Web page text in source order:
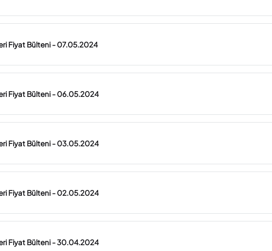
Fiyat Bülteni - 07.05.2024
Fiyat Bülteni - 06.05.2024
Fiyat Bülteni - 03.05.2024
Fiyat Bülteni - 02.05.2024
Fiyat Bülteni - 30.04.2024